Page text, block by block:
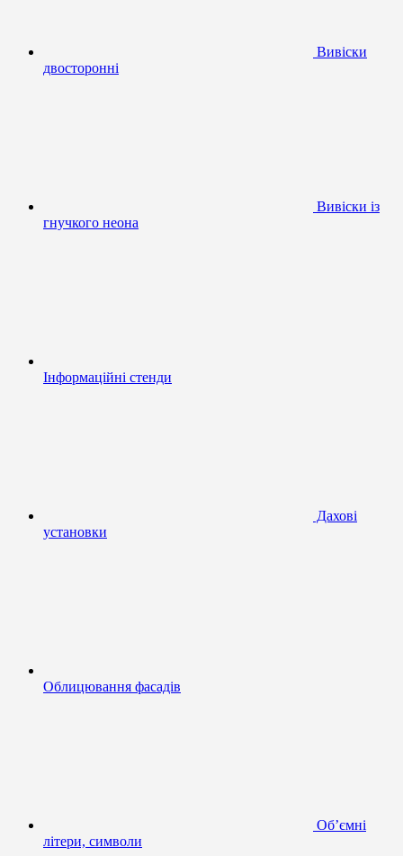
Вивіски
двосторонні
Вивіски із
гнучкого неона
Інформаційні стенди
Дахові
установки
Облицювання фасадів
Об’ємні
літери, символи